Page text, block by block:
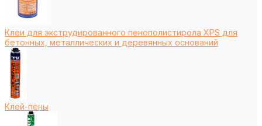
Клеи для экструдированного пенополистирола XPS для
бетонных, металлических и деревянных оснований
Клей-пены